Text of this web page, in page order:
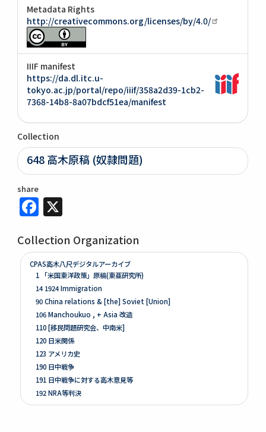
Metadata Rights
http://creativecommons.org/licenses/by/4.0/
IIIF manifest
https://da.dl.itc.u-
tokyo.ac.jp/portal/repo/iiif/358a2d39-1cb2-
7368-14b8-8a07bdcf51ea/manifest
Collection
648 高木原稿 (奴隷問題)
share
Facebook
Collection Organization
CPAS高木八尺デジタルアーカイブ
1 「米国東洋政策」原稿(東亜研究所)
14 1924 Immigration
90 China relations & [the] Soviet [Union]
106 Manchoukuo , + Asia 改造
110 [移民問題研究会、中南米]
120 日米関係
123 アメリカ史
190 日中戦争
191 日中戦争に対する高木意見等
192 NRA等判決
261 Prologue